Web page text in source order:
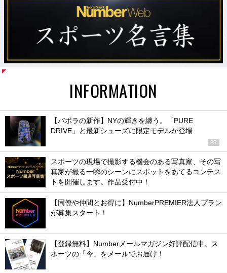
INFORMATION
【バボラの新作】NYの輝きを纏う。「PURE
DRIVE」と最新シューズに限定モデルが登場
PR
スポーツの現場で撮影する機会のある写真家、その写
真家が撮る一瞬のシーンにスポットをあてるコンテス
トを開催します。作品受付中！
【同僚や仲間とお得に】NumberPREMIER法人プラン
が募集スタート！
【登録無料】Numberメールマガジン好評配信中。ス
ポーツの「今」をメールでお届け！